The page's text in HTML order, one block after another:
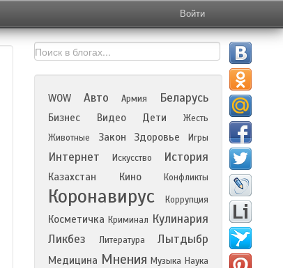
Войти
WOW Авто Армия Беларусь
Бизнес Видео Дети
Жесть
Животные
Закон Здоровье Игры
Интернет Искусство История
Казахстан Кино Конфликты
Коронавирус Коррупция
Косметичка Криминал Кулинария
Ликбез
Литература Лытдыбр
Медицина Мнения Музыка Наука